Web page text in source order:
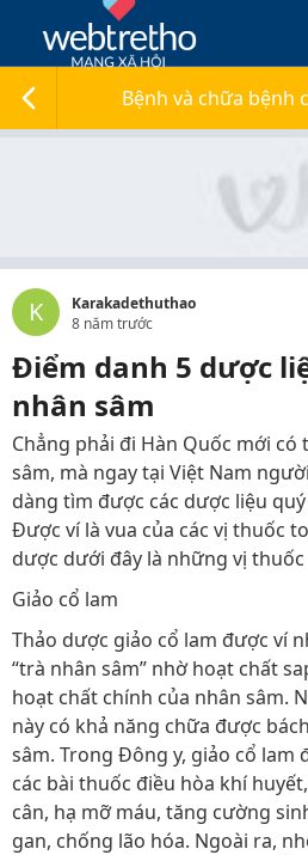
Bệnh và chữa bệnh
K
Karakadethuthao
8 năm trước
Điểm danh 5 dược
nhân sâm
Chẳng phải đi Hàn Quốc mới
sâm, mà ngay tại Việt Nam
dàng tìm được các dược liệu
Được ví là vua của các vị thuốc
dược dưới đây là những vị
Giảo cổ lam
Thảo dược giảo cổ lam được ví
“trà nhân sâm” nhờ hoạt chất
hoạt chất chính của nhân sâm.
này có khả năng chữa được
sâm. Trong Đông y, giảo cổ
các bài thuốc điều hòa khí
cân, hạ mỡ máu, tăng cường
gan, chống lão hóa. Ngoài ra,